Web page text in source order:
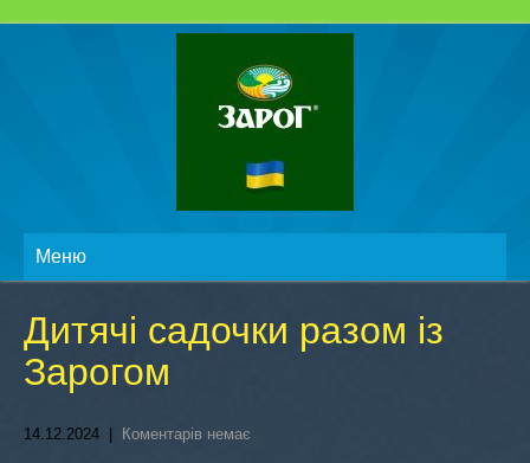
Меню
Дитячі садочки разом із
Зарогом
14.12.2024 Коментарів немає